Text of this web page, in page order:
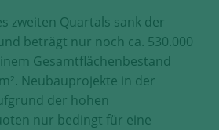
zweiten Quartals sank der
beträgt nur noch ca. 530.000
Gesamtflächenbestand
Neubauprojekte in der
der hohen
nur bedingt für eine
Cookies erfahren